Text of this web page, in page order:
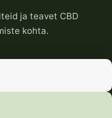
ja teavet CBD
kohta.